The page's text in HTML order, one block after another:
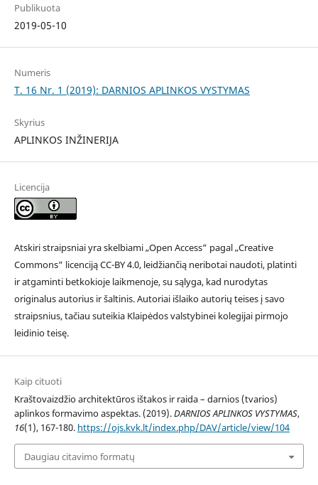
Publikuota
2019-05-10
Numeris
T. 16 Nr. 1 (2019): DARNIOS APLINKOS VYSTYMAS
Skyrius
APLINKOS INŽINERIJA
Licencija
Atskiri straipsniai yra skelbiami „Open Access“ pagal „Creative
Commons“ licenciją CC-BY 4.0, leidžiančią neribotai naudoti, platinti
ir atgaminti betkokioje laikmenoje, su sąlyga, kad nurodytas
originalus autorius ir šaltinis. Autoriai išlaiko autorių teises į savo
straipsnius, tačiau suteikia Klaipėdos valstybinei kolegijai pirmojo
leidinio teisę.
Kaip cituoti
Kraštovaizdžio architektūros ištakos ir raida – darnios (tvarios)
aplinkos formavimo aspektas. (2019).DARNIOS APLINKOS VYSTYMAS,
16(1), 167-180. https://ojs.kvk.lt/index.php/DAV/article/view/104
Daugiau citavimo formatų